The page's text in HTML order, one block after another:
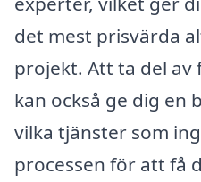
det mest prisvärda
projekt. Att ta del
kan också ge dig en
vilka tjänster som
processen för att få